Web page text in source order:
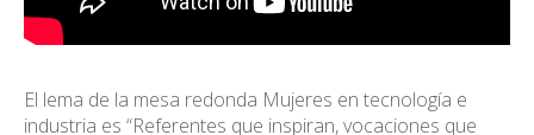
El lema de la mesa redonda Mujeres en tecnología e
industria es “Referentes que inspiran, vocaciones que